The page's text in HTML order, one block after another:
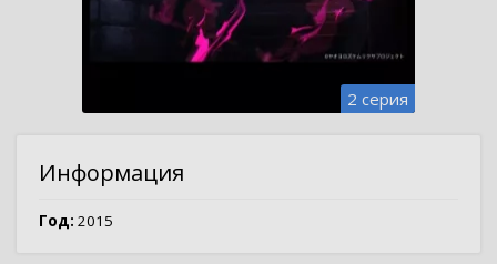
2 серия
Информация
Год: 2015